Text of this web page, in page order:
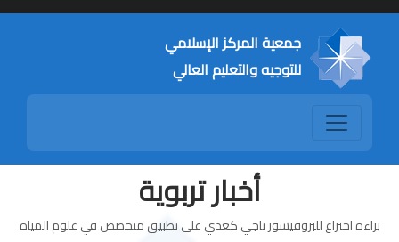
جمعية المركز الإسلامي
للتوجيه والتعليم العالي
أخبار تربوية
براءة اختراع للبروفيسور ناجي كعدي على تطبيق متخصص في علوم المياه